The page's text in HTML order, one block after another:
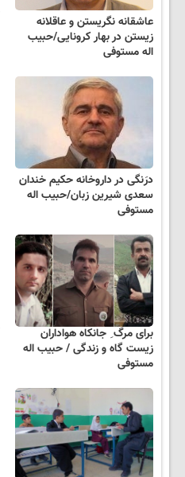
عاشقانه نگریستن و عاقلانه
زیستن در بهار کرونایی/حبیب
اله مستوفی
درَنگی در داروخانه حکیم خندان
سعدی شیرین زبان/حبیب اله
مستوفی
برای مرگ ِ جانکاه هواداران
زیست گاه و زندگی / حبیب اله
مستوفی